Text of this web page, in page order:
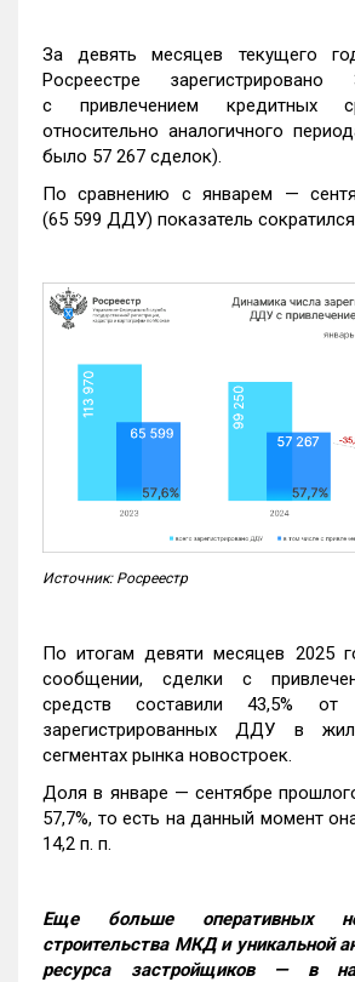
За девять месяцев текущего
Росреестре
с привлечением кредитных
относительно аналогичного
было 57 267 сделок).
По сравнению с январем —
(65 599 ДДУ) показатель сократился
Источник: Росреестр
По итогам девяти месяцев 2025
сообщении, сделки с
средств составили 43,5%
зарегистрированных ДДУ в
сегментах рынка новостроек.
Доля в январе — сентябре
57,7%, то есть на данный момент
14,2 п. п.
Еще больше оперативных
строительства МКД и уникальной
ресурса застройщиков — в